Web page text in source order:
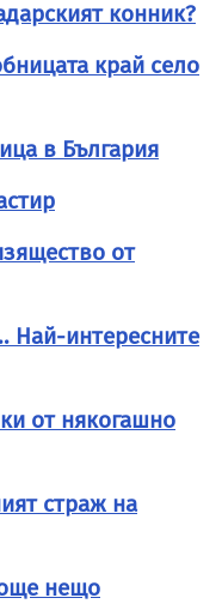
конник?
край село
в България
от
Най-интересните
от някогашно
страж на
нещо